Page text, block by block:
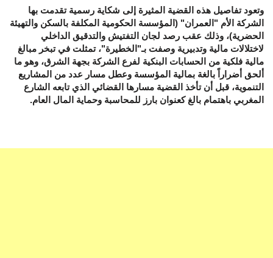
وتعود تفاصيل هذه القضية المثيرة إلى شكاية رسمية تقدمت بها
الشركة الأم "العمران" (المؤسسة الحكومية المكلفة بالسكن والتهيئة
الحضرية)، وذلك عقب رصد لجان التفتيش والتدقيق الداخلي
لاختلالات مالية وتدبيرية وصفت بـ"الخطيرة"، تمثلت في تبخر مبالغ
مالية فلكية من الحسابات البنكية لفرع الشركة بجهة الشرق، وهو ما
ألحق أضراراً بالغة بمالية المؤسسة وعطل مسار عدد من المشاريع
التنموية، قبل أن تأخذ القضية مسارها القضائي الذي تابعه الشارع
المغربي باهتمام بالغ كعنوان بارز للمحاسبة وحماية المال العام.